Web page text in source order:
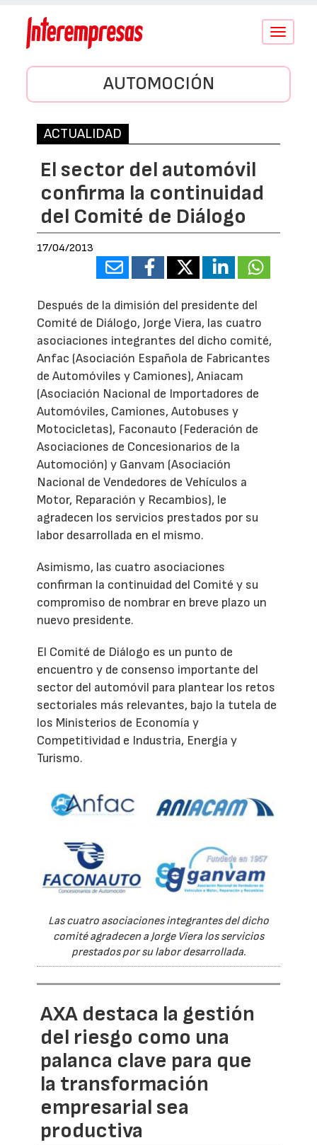
Conmutar
AUTOMOCIÓN
ACTUALIDAD
El sector del automóvil
confirma la continuidad
del Comité de Diálogo
17/04/2013
Después de la dimisión del presidente del
Comité de Diálogo, Jorge Viera, las cuatro
asociaciones integrantes del dicho comité,
Anfac (Asociación Española de Fabricantes
de Automóviles y Camiones), Aniacam
(Asociación Nacional de Importadores de
Automóviles, Camiones, Autobuses y
Motocicletas), Faconauto (Federación de
Asociaciones de Concesionarios de la
Automoción) y Ganvam (Asociación
Nacional de Vendedores de Vehículos a
Motor, Reparación y Recambios), le
agradecen los servicios prestados por su
labor desarrollada en el mismo.
Asimismo, las cuatro asociaciones
confirman la continuidad del Comité y su
compromiso de nombrar en breve plazo un
nuevo presidente.
El Comité de Diálogo es un punto de
encuentro y de consenso importante del
sector del automóvil para plantear los retos
sectoriales más relevantes, bajo la tutela de
los Ministerios de Economía y
Competitividad e Industria, Energía y
Turismo.
Las cuatro asociaciones integrantes del dicho
comité agradecen a Jorge Viera los servicios
prestados por su labor desarrollada.
AXA destaca la gestión
del riesgo como una
palanca clave para que
la transformación
empresarial sea
productiva